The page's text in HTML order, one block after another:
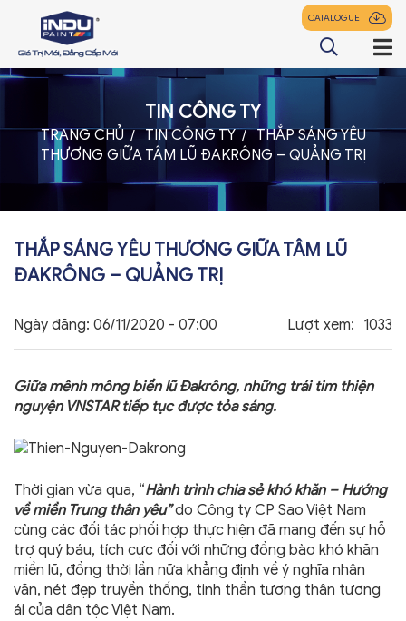
GIỚI THIỆU
ĐẠI LÝ
TIN TỨC
z
CATALOGUE
TRANG CHỦ TIN CÔNG TY
THẮP SÁNG YÊU
THƯƠNG GIỮA TÂM LŨ ĐAKRÔNG – QUẢNG TRỊ
TIN CÔNG TY
THẮP SÁNG YÊU THƯƠNG GIỮA TÂM LŨ
ĐAKRÔNG – QUẢNG TRỊ
Ngày đăng: 06/11/2020 - 07:00 Lượt xem: 1033
Giữa mênh mông biển lũ Đakrông, những trái tim thiện
nguyện VNSTAR tiếp tục được tỏa sáng.
Thời gian vừa qua, “Hành trình chia sẻ khó khăn – Hướng
về miền Trung thân yêu”do Công ty CP Sao Việt Nam
cùng các đối tác phối hợp thực hiện đã mang đến sự hỗ
trợ quý báu, tích cực đối với những đồng bào khó khăn
miền lũ, đồng thời lần nữa khẳng định về ý nghĩa nhân
văn, nét đẹp truyền thống, tinh thần tương thân tương
ái của dân tộc Việt Nam.